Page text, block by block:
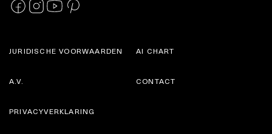
JURIDISCHE VOORWAARDEN
A.V.
AI CHART
CONTACT
PRIVACYVERKLARING